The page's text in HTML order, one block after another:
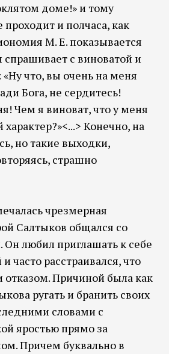
доме!» и тому
и полчаса, как
М. Е. показывается
спрашивает с виноватой и
что, вы очень на меня
Бога, не сердитесь!
Чем я виноват, что у меня
Конечно, на
но такие выходки,
страшно
чрезмерная
Салтыков общался со
Он любил приглашать к себе
часто расстраивался, что
отказом. Причиной была как
ругать и бранить своих
словами с
яростью прямо за
Причем буквально в